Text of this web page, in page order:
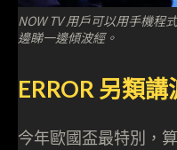
NOW TV 用戶可以用手機程
邊睇一邊傾波經。
ERROR 另類講
今年歐國盃最特別，